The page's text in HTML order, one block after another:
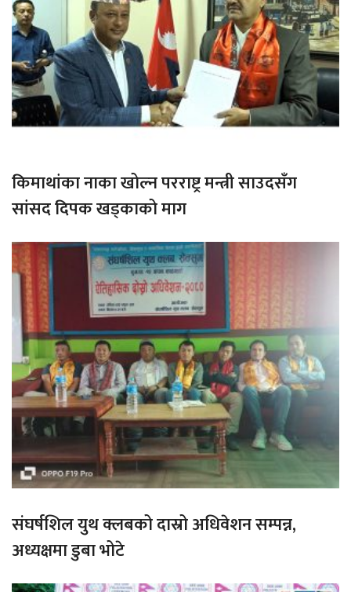
किमाथांका नाका खोल्न परराष्ट्र मन्त्री साउदसँग
सांसद दिपक खड्काको माग
संघर्षशिल युथ क्लबको दास्रो अधिवेशन सम्पन्न,
अध्यक्षमा डुबा भोटे